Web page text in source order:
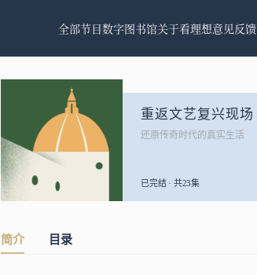
全部节目数字图书馆关于看理想意见反馈
重返文艺复兴现场
还原传奇时代的真实生活
已完结 · 共23集
简介 目录